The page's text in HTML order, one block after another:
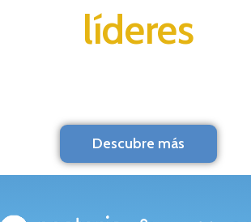
líderes
Descubre más